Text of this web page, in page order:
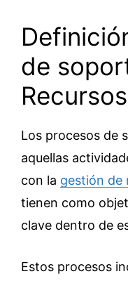
de
Los procesos de
aquellas
con la gestión de
tienen como
clave dentro de
Estos procesos